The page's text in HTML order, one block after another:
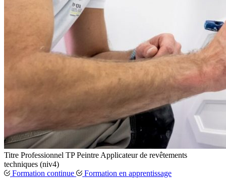
Titre Professionnel TPPeintre Applicateur de revêtements
techniques (niv4)
Formation continue
Formation en apprentissage